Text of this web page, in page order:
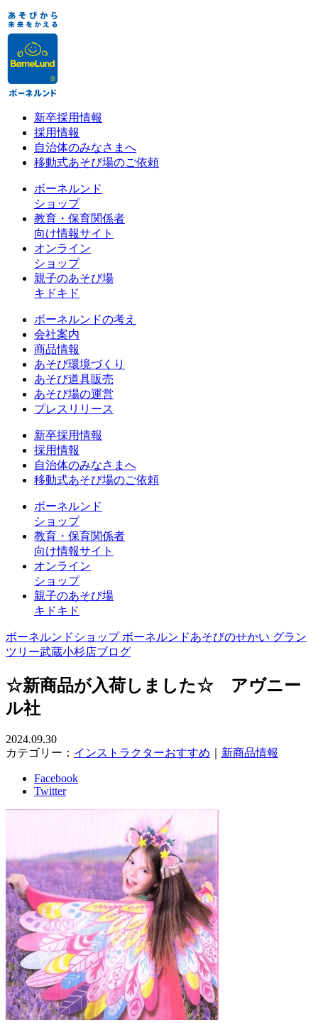
新卒採用情報
採用情報
自治体のみなさまへ
移動式あそび場のご依頼
ボーネルンド
ショップ
教育・保育関係者
向け情報サイト
オンライン
ショップ
親子のあそび場
キドキド
ボーネルンドの考え
会社案内
商品情報
あそび環境づくり
あそび道具販売
あそび場の運営
プレスリリース
新卒採用情報
採用情報
自治体のみなさまへ
移動式あそび場のご依頼
ボーネルンド
ショップ
教育・保育関係者
向け情報サイト
オンライン
ショップ
親子のあそび場
キドキド
ボーネルンドショップ ボーネルンドあそびのせかい グラン
ツリー武蔵小杉店ブログ
☆新商品が入荷しました☆ アヴニー
ル社
2024.09.30
カテゴリー： インストラクターおすすめ 新商品情報
Facebook
Twitter